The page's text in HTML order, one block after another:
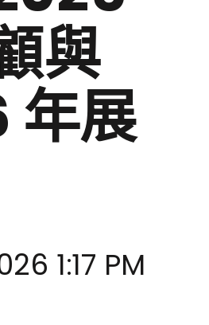
與
年展
1:17 PM